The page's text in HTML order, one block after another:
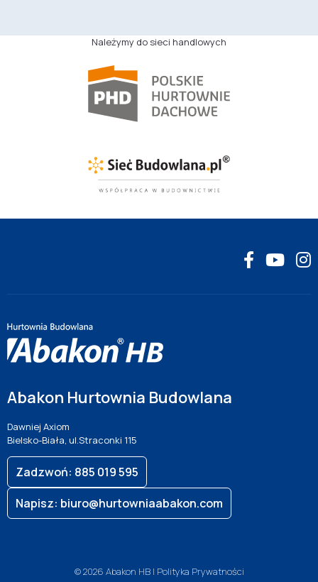
Należymy do sieci handlowych
Abakon Hurtownia Budowlana
Dawniej Axiom
Bielsko-Biała, ul.Straconki 115
Zadzwoń: 885 019 595
Napisz: biuro@hurtowniaabakon.com
© 2026 Abakon HB | Polityka Prywatności